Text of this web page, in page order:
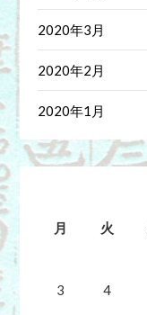
2020年3月
2020年2月
2020年1月
月 火
3 4